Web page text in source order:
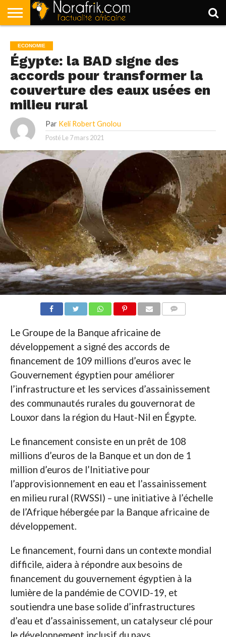
POLITIQUE
SOCIÉTÉ
ECONOMIE
SPORT
LIFESTYLE
ECONOMIE
Égypte: la BAD signe des
accords pour transformer la
couverture des eaux usées en
milieu rural
Par Keli Robert Gnolou
Posté Le 7 mars 2021
Le Groupe de la Banque africaine de
développement a signé des accords de
financement de 109 millions d’euros avec le
Gouvernement égyptien pour améliorer
l’infrastructure et les services d’assainissement
des communautés rurales du gouvernorat de
Louxor dans la région du Haut-Nil en Égypte.
Le financement consiste en un prêt de 108
millions d’euros de la Banque et un don de 1
million d’euros de l’Initiative pour
l’approvisionnement en eau et l’assainissement
en milieu rural (RWSSI) – une initiative à l’échelle
de l’Afrique hébergée par la Banque africaine de
développement.
Le financement, fourni dans un contexte mondial
difficile, aidera à répondre aux besoins de
financement du gouvernement égyptien à la
lumière de la pandémie de COVID-19, et
soutiendra une base solide d’infrastructures
d’eau et d’assainissement, un catalyseur clé pour